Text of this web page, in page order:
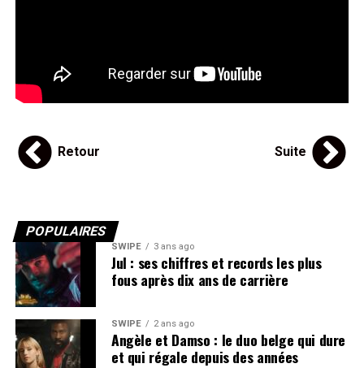
Retour Suite
POPULAIRES
SWIPE 3 ans ago
Jul : ses chiffres et records les plus
fous après dix ans de carrière
SWIPE 2 ans ago
Angèle et Damso : le duo belge qui dure
et qui régale depuis des années